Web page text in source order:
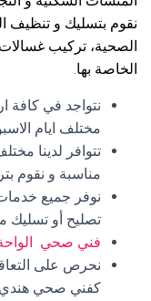
نقوم بتسليك و تنظيف
الصحية، تركيب غسالات
الخاصة بها.
نتواجد في كافة
مختلف ايام
تتوافر لدينا
مناسبة و نقوم
نوفر جميع
تصليح أو تسليك
فني صحي
نحرص على
كفني صحي هندي